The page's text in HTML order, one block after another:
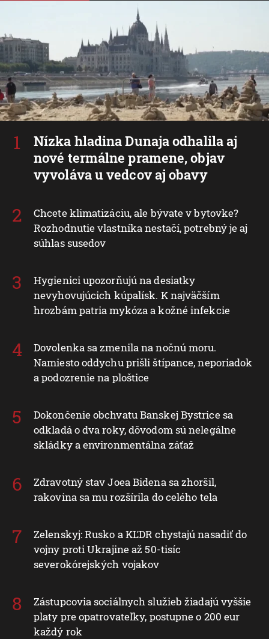
Nízka hladina Dunaja odhalila aj
nové termálne pramene, objav
vyvoláva u vedcov aj obavy
Chcete klimatizáciu, ale bývate v bytovke?
Rozhodnutie vlastníka nestačí, potrebný je aj
súhlas susedov
Hygienici upozorňujú na desiatky
nevyhovujúcich kúpalísk. K najväčším
hrozbám patria mykóza a kožné infekcie
Dovolenka sa zmenila na nočnú moru.
Namiesto oddychu prišli štípance, neporiadok
a podozrenie na ploštice
Dokončenie obchvatu Banskej Bystrice sa
odkladá o dva roky, dôvodom sú nelegálne
skládky a environmentálna záťaž
Zdravotný stav Joea Bidena sa zhoršil,
rakovina sa mu rozšírila do celého tela
Zelenskyj: Rusko a KĽDR chystajú nasadiť do
vojny proti Ukrajine až 50-tisíc
severokórejských vojakov
Zástupcovia sociálnych služieb žiadajú vyššie
platy pre opatrovateľky, postupne o 200 eur
každý rok